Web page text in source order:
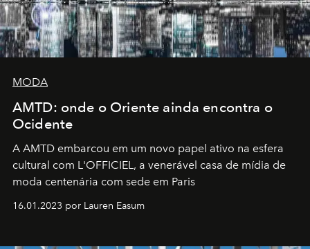
MODA
AMTD: onde o Oriente ainda encontra o
Ocidente
A AMTD embarcou em um novo papel ativo na esfera
cultural com L'OFFICIEL, a venerável casa de mídia de
moda centenária com sede em Paris
16.01.2023 por Lauren Easum